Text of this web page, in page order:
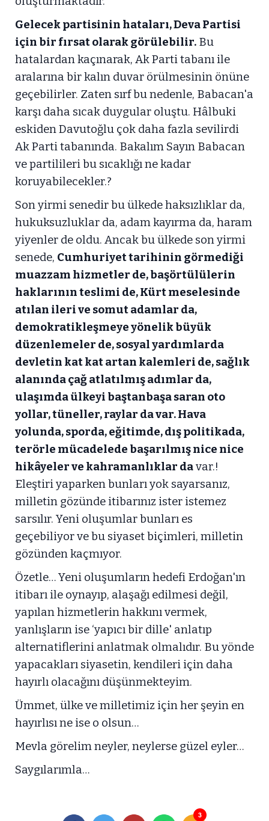
Gelecek partisinin hataları, Deva Partisi
için bir fırsat olarak görülebilir. Bu
hatalardan kaçınarak, Ak Parti tabanı ile
aralarına bir kalın duvar örülmesinin önüne
geçebilirler. Zaten sırf bu nedenle, Babacan'a
karşı daha sıcak duygular oluştu. Hâlbuki
eskiden Davutoğlu çok daha fazla sevilirdi
Ak Parti tabanında. Bakalım Sayın Babacan
ve partilileri bu sıcaklığı ne kadar
koruyabilecekler.?
Son yirmi senedir bu ülkede haksızlıklar da,
hukuksuzluklar da, adam kayırma da, haram
yiyenler de oldu. Ancak bu ülkede son yirmi
senede, Cumhuriyet tarihinin görmediği
muazzam hizmetler de, başörtülülerin
haklarının teslimi de, Kürt meselesinde
atılan ileri ve somut adamlar da,
demokratikleşmeye yönelik büyük
düzenlemeler de, sosyal yardımlarda
devletin kat kat artan kalemleri de, sağlık
alanında çağ atlatılmış adımlar da,
ulaşımda ülkeyi baştanbaşa saran oto
yollar, tüneller, raylar da var. Hava
yolunda, sporda, eğitimde, dış politikada,
terörle mücadelede başarılmış nice nice
hikâyeler ve kahramanlıklar davar.!
Eleştiri yaparken bunları yok sayarsanız,
milletin gözünde itibarınız ister istemez
sarsılır. Yeni oluşumlar bunları es
geçebiliyor ve bu siyaset biçimleri, milletin
gözünden kaçmıyor.
Özetle… Yeni oluşumların hedefi Erdoğan'ın
itibarı ile oynayıp, alaşağı edilmesi değil,
yapılan hizmetlerin hakkını vermek,
yanlışların ise ‘yapıcı bir dille' anlatıp
alternatiflerini anlatmak olmalıdır. Bu yönde
yapacakları siyasetin, kendileri için daha
hayırlı olacağını düşünmekteyim.
Ümmet, ülke ve milletimiz için her şeyin en
hayırlısı ne ise o olsun…
Mevla görelim neyler, neylerse güzel eyler…
Saygılarımla…
3